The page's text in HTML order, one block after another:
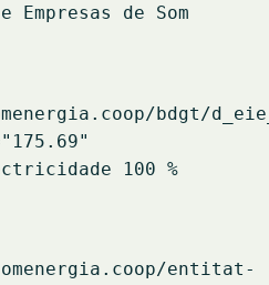
Empresas de Som
bdgt/
100 %
entitat-